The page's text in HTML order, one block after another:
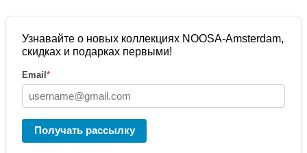
Узнавайте о новых коллекциях NOOSA-Amsterdam,
скидках и подарках первыми!
Email *
Получать рассылку